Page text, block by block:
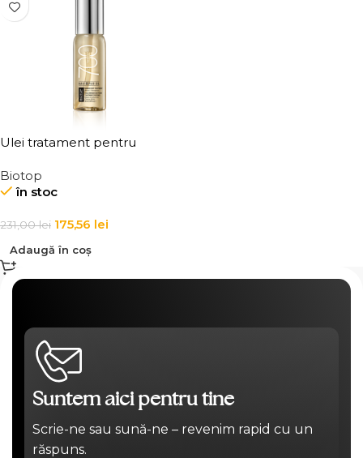
Ulei tratament pentru
Biotop 700 Keratin & Kale
Hair Repair Oil 30 ml
Biotop
în stoc
231,00lei 175,56 lei
Adaugă în coș
Suntem aici pentru tine
Scrie-ne sau sună-ne – revenim rapid cu un
răspuns.